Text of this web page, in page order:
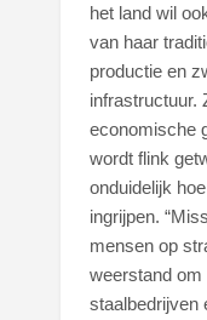
het land wil
van haar
productie en
infrastructuur.
economische
wordt flink
onduidelijk
ingrijpen.
mensen op
weerstand om
staalbedrijven